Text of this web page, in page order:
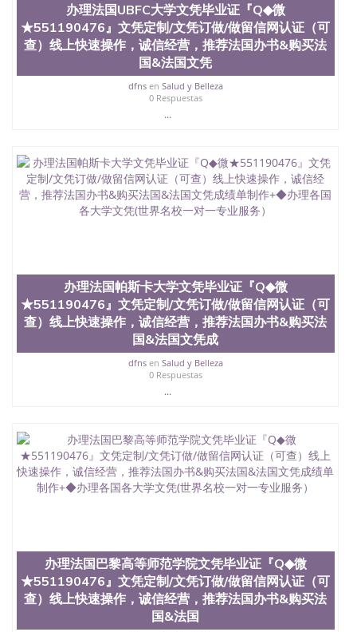
办理法国UBFC大学文凭毕业证『Q◆微
★551190476』文凭定制/文凭订做/做留信网认证（可
查）线上快速操作，诚信经营，推荐法国办书&购买法
国&法国文凭
dfnsen Salud y Belleza
0 Respuestas
...
办理法国帕斯卡大学文凭毕业证『Q◆微
★551190476』文凭定制/文凭订做/做留信网认证（可
查）线上快速操作，诚信经营，推荐法国办书&购买法
国&法国文凭成
dfnsen Salud y Belleza
0 Respuestas
...
办理法国巴黎高等师范学院文凭毕业证『Q◆微
★551190476』文凭定制/文凭订做/做留信网认证（可
查）线上快速操作，诚信经营，推荐法国办书&购买法
国&法国